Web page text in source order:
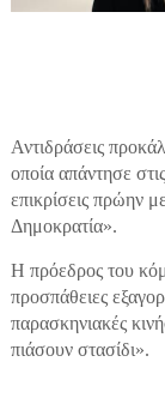
Αντιδράσεις
οποία απάντησε
επικρίσεις πρώην
Δημοκρατία».
Η πρόεδρος του
προσπάθειες
παρασκηνιακές
πιάσουν στασίδι».